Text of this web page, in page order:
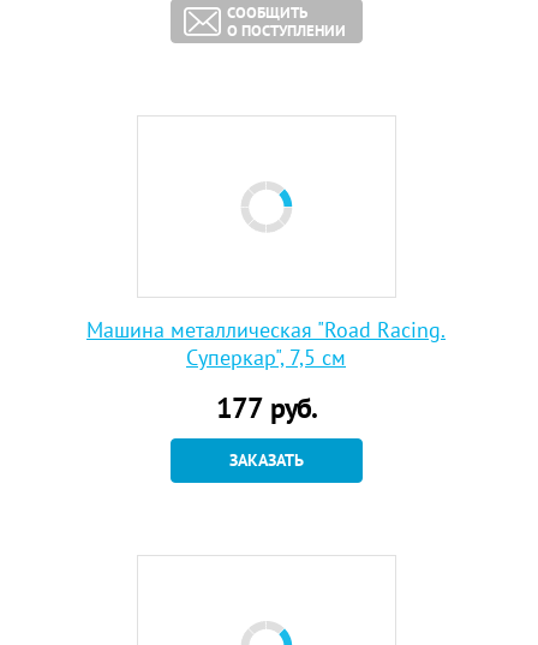
СООБЩИТЬ
О ПОСТУПЛЕНИИ
Машина металлическая "Road Racing.
Суперкар", 7,5 см
177руб.
ЗАКАЗАТЬ